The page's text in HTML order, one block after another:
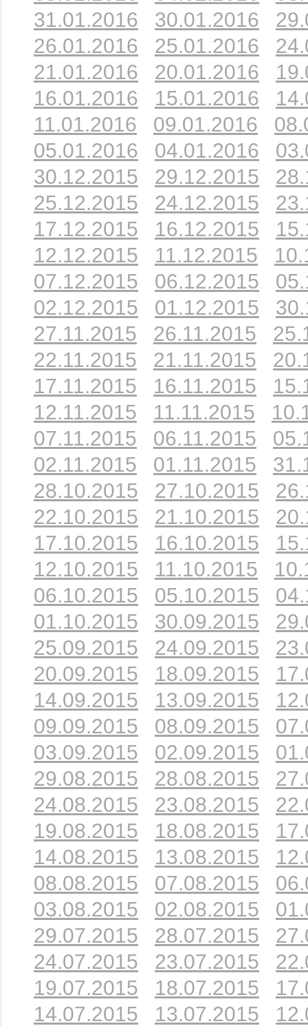
31.01.2016
30.01.2016
26.01.2016
25.01.2016
21.01.2016
20.01.2016
16.01.2016
15.01.2016
11.01.2016
09.01.2016
05.01.2016
04.01.2016
30.12.2015
29.12.2015
25.12.2015
24.12.2015
17.12.2015
16.12.2015
12.12.2015
11.12.2015
07.12.2015
06.12.2015
02.12.2015
01.12.2015
27.11.2015
26.11.2015
22.11.2015
21.11.2015
17.11.2015
16.11.2015
12.11.2015
11.11.2015
07.11.2015
06.11.2015
02.11.2015
01.11.2015
28.10.2015
27.10.2015
22.10.2015
21.10.2015
17.10.2015
16.10.2015
12.10.2015
11.10.2015
06.10.2015
05.10.2015
01.10.2015
30.09.2015
25.09.2015
24.09.2015
20.09.2015
18.09.2015
14.09.2015
13.09.2015
09.09.2015
08.09.2015
03.09.2015
02.09.2015
29.08.2015
28.08.2015
24.08.2015
23.08.2015
19.08.2015
18.08.2015
14.08.2015
13.08.2015
08.08.2015
07.08.2015
03.08.2015
02.08.2015
29.07.2015
28.07.2015
24.07.2015
23.07.2015
19.07.2015
18.07.2015
14.07.2015
13.07.2015